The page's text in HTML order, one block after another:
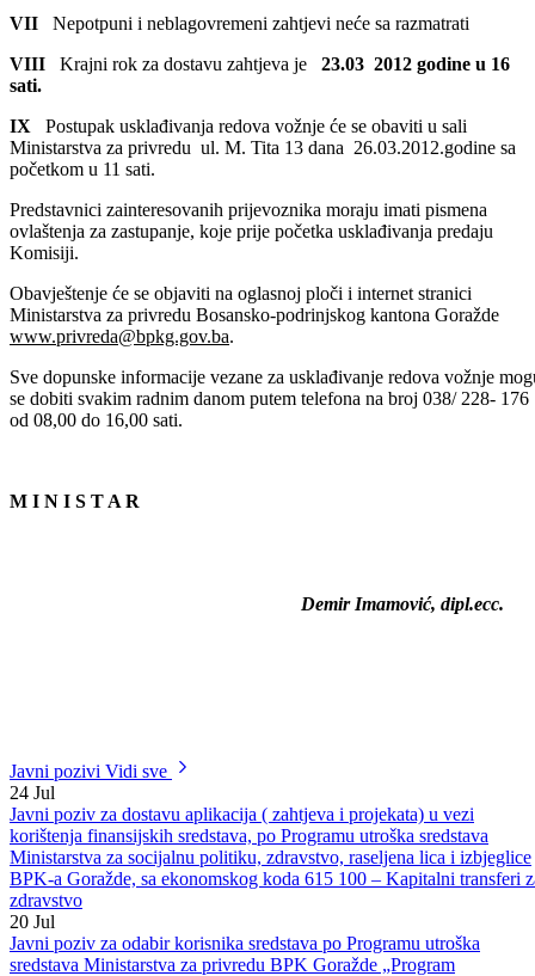
VII
VIIIKrajni rok za dostavu zahtjeva je23.03 2012 godine u 16
sati.
Ministarstva za privredu ul. M. Tita 13 dana 26.03.2012.godine sa
početkom u 11 sati.
ovlaštenja za zastupanje, koje prije početka usklađivanja predaju
Komisiji.
Ministarstva za privredu Bosansko-podrinjskog kantona Goražde
www.privreda@bpkg.gov.ba.
Javni poziviVidi sve
24 Jul
Javni poziv za dostavu aplikacija ( zahtjeva i projekata) u vezi
korištenja finansijskih sredstava, po Programu utroška sredstava
Ministarstva za socijalnu politiku, zdravstvo, raseljena lica i izbjeglice
BPK-a Goražde, sa ekonomskog koda 615 100 – Kapitalni transferi
zdravstvo